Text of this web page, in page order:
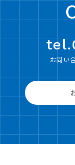
お問い